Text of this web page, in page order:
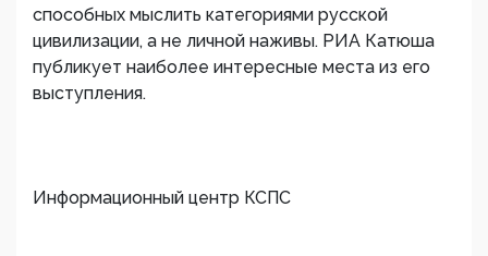
способных мыслить категориями русской
цивилизации, а не личной наживы. РИА Катюша
публикует наиболее интересные места из его
выступления.
Информационный центр КСПС